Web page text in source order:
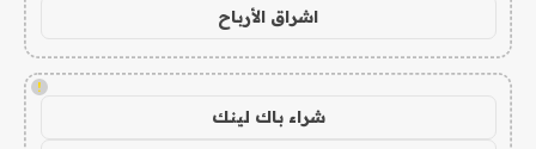
اشراق الأرباح
!
شراء باك لينك